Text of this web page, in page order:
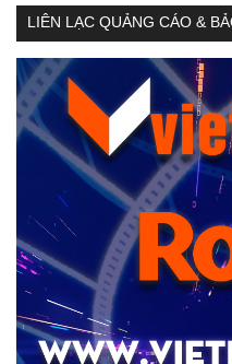
LIÊN LẠC QUẢNG CÁO &